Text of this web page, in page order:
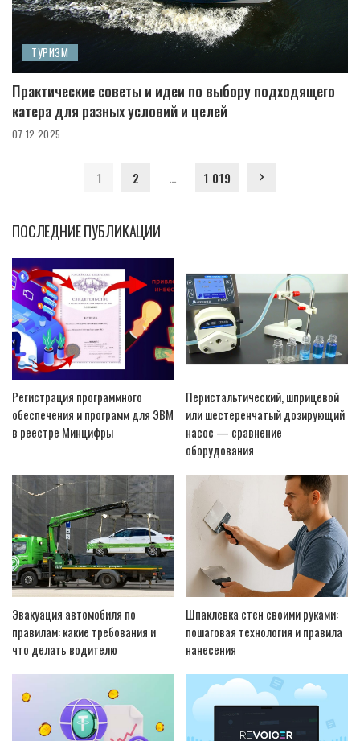
ТУРИЗМ
Практические советы и идеи по выбору подходящего
катера для разных условий и целей
07.12.2025
1 2 … 1 019
ПОСЛЕДНИЕ ПУБЛИКАЦИИ
Регистрация программного
обеспечения и программ для ЭВМ
в реестре Минцифры
Перистальтический, шприцевой
или шестеренчатый дозирующий
насос — сравнение
оборудования
Эвакуация автомобиля по
правилам: какие требования и
что делать водителю
Шпаклевка стен своими руками:
пошаговая технология и правила
нанесения